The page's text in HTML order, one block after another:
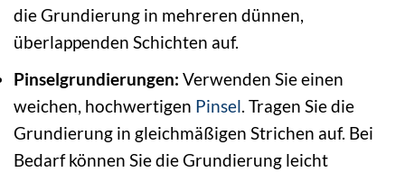
die Grundierung in mehreren dünnen,
überlappenden Schichten auf.
Pinselgrundierungen: Verwenden Sie einen
weichen, hochwertigen Pinsel. Tragen Sie die
Grundierung in gleichmäßigen Strichen auf. Bei
Bedarf können Sie die Grundierung leicht